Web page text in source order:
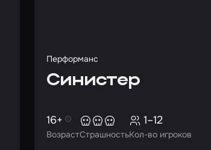
Перформанс
Синистер
Возраст
16+
СтрашностьКол-во игроков
1–12